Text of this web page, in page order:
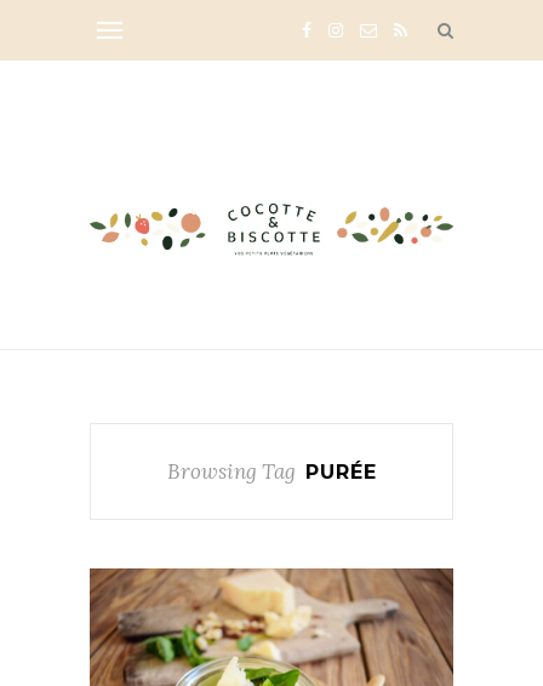
Browsing Tag PURÉE